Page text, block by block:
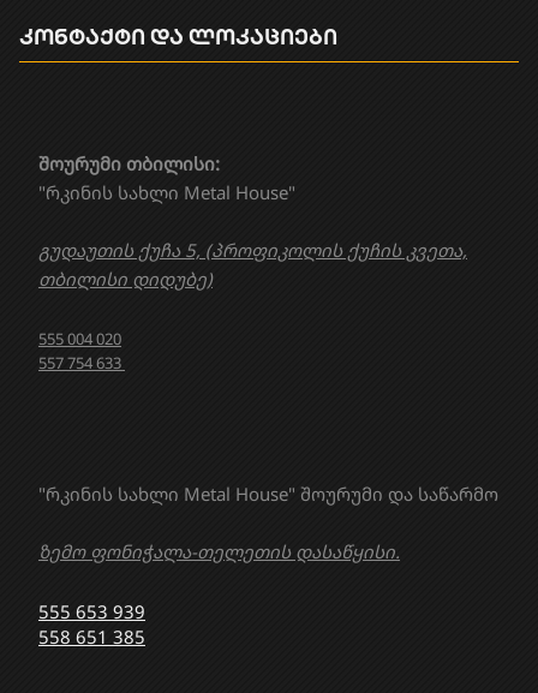
"რკინის სახლი Metal House" შოურუმი და საწარმო
ზემო ფონიჭალა-თელეთის დასაწყისი.
555 653 939
558 651 385
შოურუმი თბილისი:
"რკინის სახლი Metal House"
გუდაუთის ქუჩა 5, (პროფიკოლის ქუჩის კვეთა,
თბილისი დიდუბე)
555 004 020
557 754 633
კონტაქტი და ლოკაციები